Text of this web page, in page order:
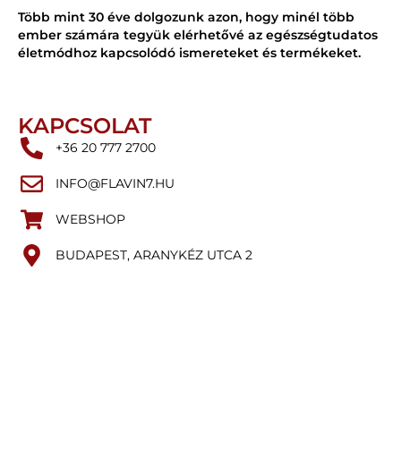
Több mint 30 éve dolgozunk azon, hogy minél több
ember számára tegyük elérhetővé az egészségtudatos
életmódhoz kapcsolódó ismereteket és termékeket.
KAPCSOLAT
+36 20 777 2700
INFO@FLAVIN7.HU
WEBSHOP
BUDAPEST, ARANYKÉZ UTCA 2